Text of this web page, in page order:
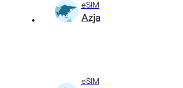
eSIM
Azja
eSIM